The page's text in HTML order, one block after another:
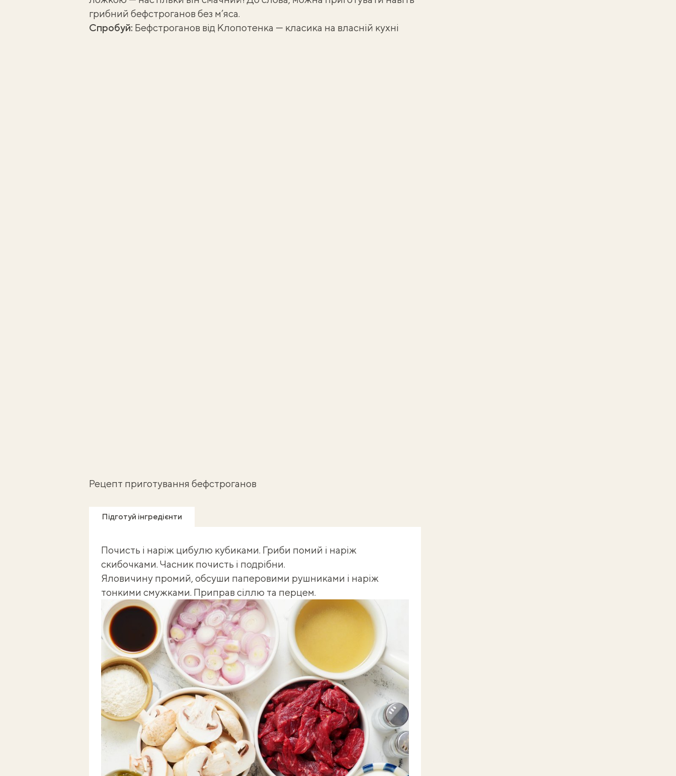
грибний бефстроганов без м’яса.
Спробуй: Бефстроганов від Клопотенка — класика на власній кухні
Рецепт приготування бефстроганов
Підготуй інгредієнти
Почисть і наріж цибулю кубиками. Гриби помий і наріж
скибочками. Часник почисть і подрібни.
Яловичину промий, обсуши паперовими рушниками і наріж
тонкими смужками. Приправ сіллю та перцем.